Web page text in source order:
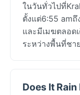
ในวันทั่วไปที่
ตั้งแต่6:55 am
และมีเมฆตลอด
ระหว่างพื้นที่ชา
Does It